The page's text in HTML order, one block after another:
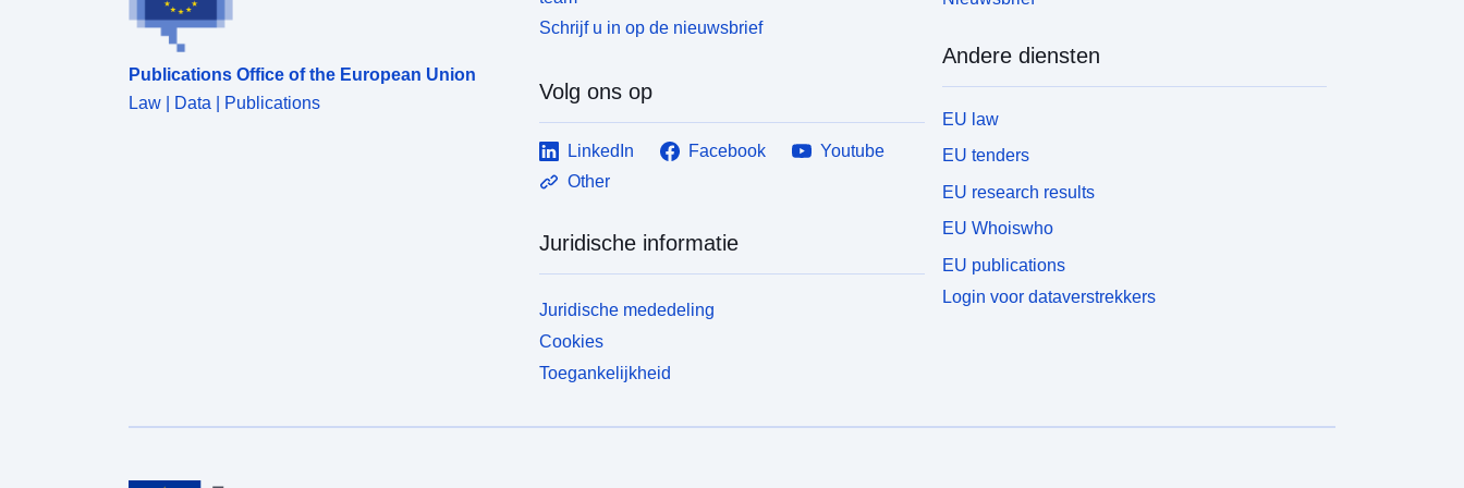
Publications Office of the European Union
Law | Data | Publications
Schrijf u in op de nieuwsbrief
Volg ons op
LinkedIn Facebook
Youtube
Other
Juridische informatie
Juridische mededeling
Cookies
Toegankelijkheid
Andere diensten
EU law
EU tenders
EU research results
EU Whoiswho
EU publications
Login voor dataverstrekkers